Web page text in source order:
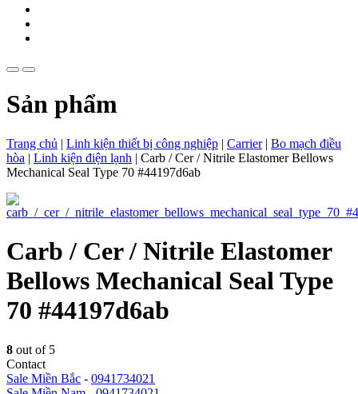
Sản phẩm
Trang chủ | Linh kiện thiết bị công nghiệp | Carrier| Bo mạch điều
hòa | Linh kiện điện lạnh | Carb / Cer / Nitrile Elastomer Bellows
Mechanical Seal Type 70 #44197d6ab
Carb / Cer / Nitrile Elastomer
Bellows Mechanical Seal Type
70 #44197d6ab
8 out of 5
Contact
Sale Miền Bắc - 0941734021